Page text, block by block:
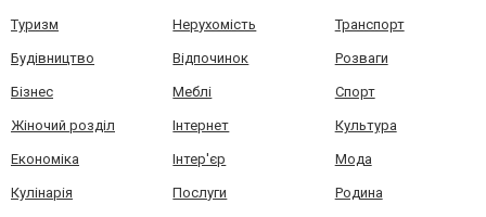
Туризм Нерухомість Транспорт
Будівництво Відпочинок Розваги
Бізнес Меблі Спорт
Жіночий розділ Інтернет Культура
Економіка Інтер'єр Мода
Кулінарія Послуги Родина